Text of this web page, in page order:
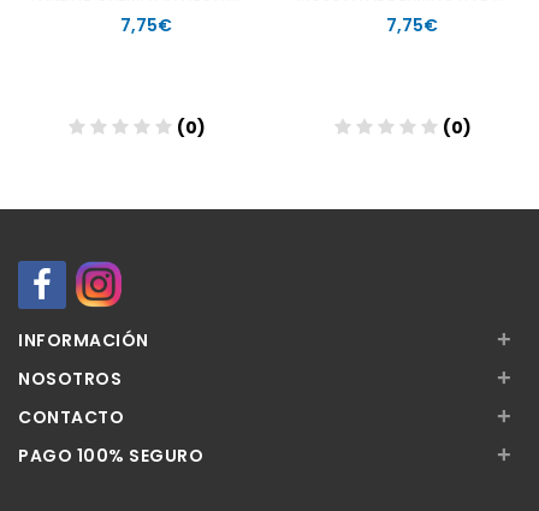
7,75€
(0)
7,75€
(0)
INFORMACIÓN +
NOSOTROS +
CONTACTO +
PAGO 100% SEGURO +